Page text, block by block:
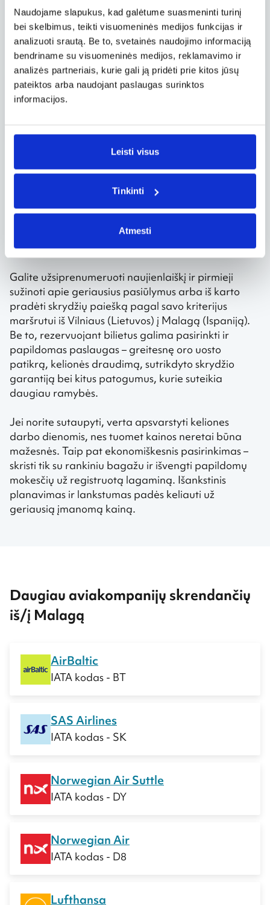
Naudojame slapukus, kad galėtume suasmeninti turinį
bei skelbimus, teikti visuomeninės medijos funkcijas ir
analizuoti srautą. Be to, svetainės naudojimo informaciją
bendriname su visuomeninės medijos, reklamavimo ir
analizės partneriais, kurie gali ją pridėti prie kitos jūsų
pateiktos arba naudojant paslaugas surinktos
informacijos.
Leisti visus
Tinkinti
Atmesti
01.06, tre.
Vilnius VNO – Malaga AGP
Tiesioginis
Wizz Air nuo65 €
11.30, pir.
Vilnius VNO – Malaga AGP
Greitai.lt dažnai pateikia specialius pasiūlymus,
trumpalaikes akcijas ir nuolaidas, todėl verta
reguliariai sekti kainų pokyčius ir pasinaudoti
palankiausiu momentu įsigyti bilietus.
Galite užsiprenumeruoti naujienlaiškį ir pirmieji
sužinoti apie geriausius pasiūlymus arba iš karto
pradėti skrydžių paiešką pagal savo kriterijus
maršrutui iš Vilniaus (Lietuvos) į Malagą (Ispaniją).
Be to, rezervuojant bilietus galima pasirinkti ir
papildomas paslaugas – greitesnę oro uosto
patikrą, kelionės draudimą, sutrikdyto skrydžio
garantiją bei kitus patogumus, kurie suteikia
daugiau ramybės.
Jei norite sutaupyti, verta apsvarstyti keliones
darbo dienomis, nes tuomet kainos neretai būna
mažesnės. Taip pat ekonomiškesnis pasirinkimas –
skristi tik su rankiniu bagažu ir išvengti papildomų
mokesčių už registruotą lagaminą. Išankstinis
planavimas ir lankstumas padės keliauti už
geriausią įmanomą kainą.
Daugiau aviakompanijų skrendančių
iš/į Malagą
AirBaltic
IATA kodas - BT
SAS Airlines
IATA kodas - SK
Norwegian Air Suttle
IATA kodas - DY
Norwegian Air
IATA kodas - D8
Lufthansa